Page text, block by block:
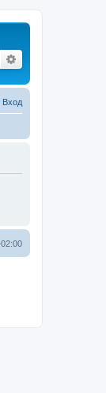
Поиск
Вход